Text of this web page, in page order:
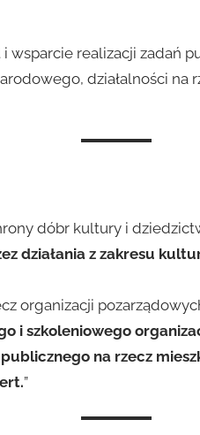
wsparcie realizacji zadań
działalności na
dóbr kultury i
działania z zakresu
organizacji
i szkoleniowego
na rzecz
”